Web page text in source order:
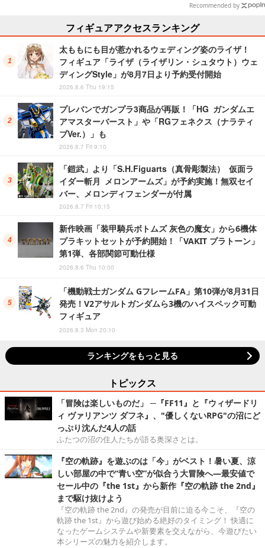
Recommended by
フィギュアアクセスランキング
太ももにも目が惹かれるウェディング姿のライザ！
フィギュア「ライザ（ライザリン・シュタウト）ウェ
ディングStyle」が8月7日より予約受付開始
2026.8.6 Thu 19:15
プレバンでガンプラ3商品が再販！「HG ガンダムエ
アマスターバースト」や「RGフェネクス（ナラティ
ブVer.）」も
2026.8.7 Fri 9:10
「鎧武」より「S.H.Figuarts（真骨彫製法） 仮面ラ
イダー斬月 メロンアームズ」が予約実施！無双セイ
バー、メロンディフェンダーが付属
2026.8.7 Fri 10:15
新作映画「装甲騎兵ボトムズ 灰色の魔女」から6機体
プラキットセットが予約開始！「VAKIT プラトーン」
第1弾、各部関節可動仕様
2026.8.6 Thu 10:00
「機動戦士ガンダム GフレームFA」第10弾が8月31日
発売！V2アサルトガンダムら3機のハイスペック可動
フィギュア
2026.8.3 Mon 20:10
ランキングをもっと見る
トピックス
「冒険は楽しいものだ」 ─『FF11』と『ウィザードリ
ィ ヴァリアンツ ダフネ』、"優しくないRPG"の沼にど
っぷり沈んだ4人の話
ふたつの沼の住人たちが語る奥深さとは。
『空の軌跡』を遊ぶのは「今」がベスト！暑い夏、涼
しい部屋の中で“青い空”が似合う大冒険へ―最安値で
セール中の『the 1st』から新作『空の軌跡 the 2nd』
まで駆け抜けよう
『空の軌跡 the 2nd』の発売が目前に迫る今こそ、『空の
軌跡 the 1st』から遊び始める絶好のタイミング！ 快適に
なったゲームシステムや新要素を交えながら、今遊びたい
本シリーズの魅力を紹介します。